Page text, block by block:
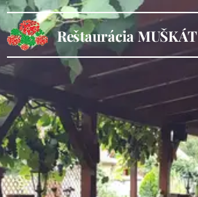
Reštaurácia MUŠKÁT